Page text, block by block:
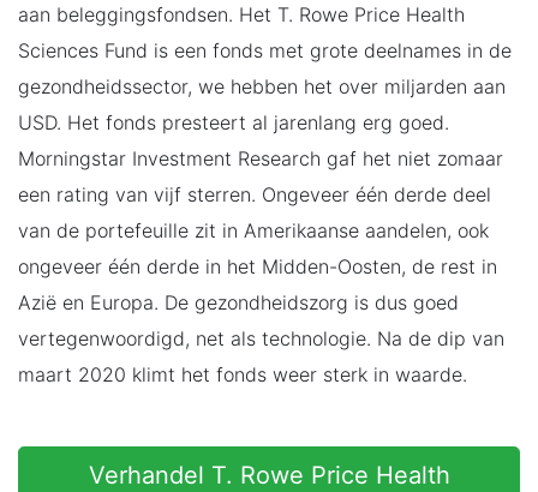
aan beleggingsfondsen. Het T. Rowe Price Health
Sciences Fund is een fonds met grote deelnames in de
gezondheidssector, we hebben het over miljarden aan
USD. Het fonds presteert al jarenlang erg goed.
Morningstar Investment Research gaf het niet zomaar
een rating van vijf sterren. Ongeveer één derde deel
van de portefeuille zit in Amerikaanse aandelen, ook
ongeveer één derde in het Midden-Oosten, de rest in
Azië en Europa. De gezondheidszorg is dus goed
vertegenwoordigd, net als technologie. Na de dip van
maart 2020 klimt het fonds weer sterk in waarde.
Verhandel T. Rowe Price Health